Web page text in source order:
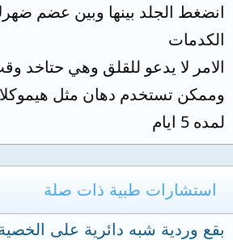
انضغط الجلد بينها وبين عضم
الكدمات
الامر لا يدعو للقلق وهي حتاخد
لمده 5 ايام
استشارات طبية ذات صلة
بقع وردية شبه دائرية على